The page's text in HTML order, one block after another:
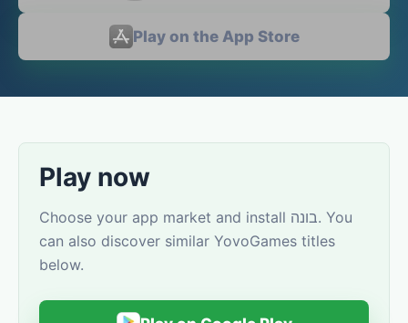
Play on the App Store
Play now
Choose your app market and install בונה. You
can also discover similar YovoGames titles
below.